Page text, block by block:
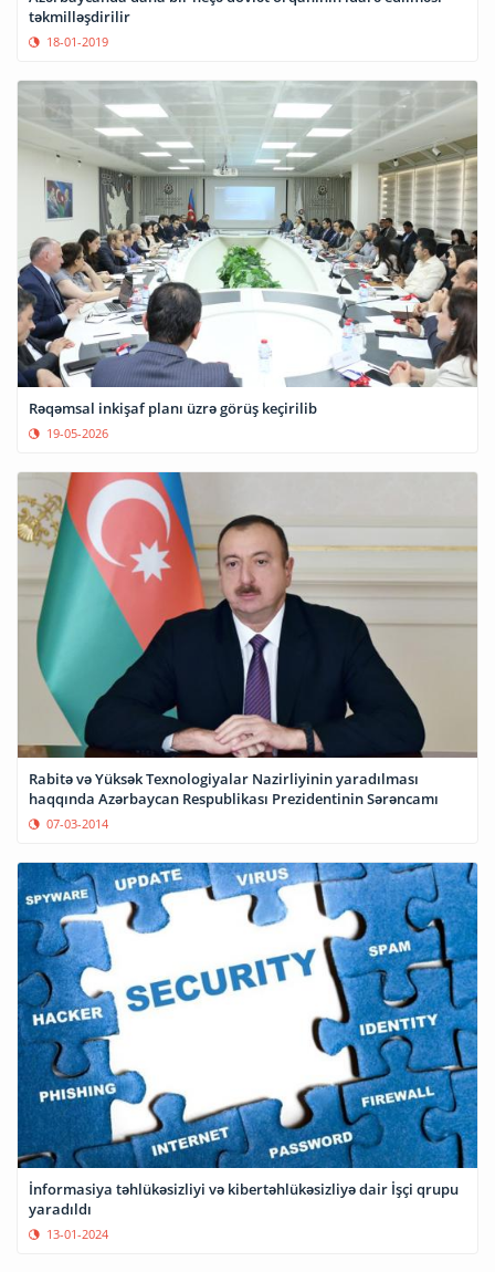
təkmilləşdirilir
18-01-2019
Rəqəmsal inkişaf planı üzrə görüş keçirilib
19-05-2026
Rabitə və Yüksək Texnologiyalar Nazirliyinin yaradılması
haqqında Azərbaycan Respublikası Prezidentinin Sərəncamı
07-03-2014
İnformasiya təhlükəsizliyi və kibertəhlükəsizliyə dair İşçi qrupu
yaradıldı
13-01-2024